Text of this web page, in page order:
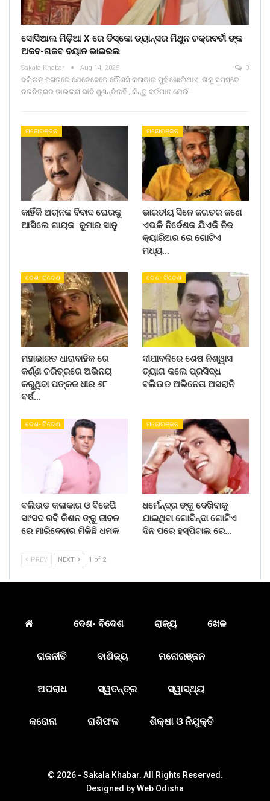
ସୋସିଆଲ ମିଡ଼ିଆ X ରେ ଡିସ୍କୋ ଡ୍ୟାନ୍ସର ମିଥୁନ ଚକ୍ରବର୍ତୀ ଙ୍କ
ଅଜବ-ଗଜବ ବୟାନ ଭାଇରଲ
Sakala Khabar Aug 14, 2025 0
ବଲିଉଡ ଜଗତରେ ଯେତେବେଳେ କୌଣସି କଳାକାର ମୁହଁ ଖୋଲିଥାଏ, ତାକୁ ସମସ୍ତେ
ଚଳଚିତ୍ରର ଡାଇଲଗ ଭାବି ଶୁଣନ୍ତିନାହିଁ , କିନ୍ତୁ ବର୍ତମାନ ଯେଉଁ…
ମନୋରଞ୍ଜନ
କାହିଁକି ଅଚାନକ ବିବାଦ ଘେରକୁ
ଆସିଲେ ଗାୟକ କୁମାର ସାନୁ
ମନୋରଞ୍ଜନ
ଭାରତୀୟ ସିନେ ଜଗତର ଜଣେ
ଏଭଳି ନିର୍ଦେଶକ ଯିଏକି ନିଜ
କ୍ୟାରିଅର ରେ ଗୋଟିଏ
ମଧ୍ୟ…
ଦେଶ- ବିଦେଶ
ମହାଭାରତ ଧାରାବାହିକ ରେ
କର୍ଣ୍ଣ ଚରିତ୍ରରେ ଅଭିନୟ
କରୁଥିବା ପଙ୍କଜ ଧୀର ୬୮
ବର୍ଷ…
ଦେଶ- ବିଦେଶ
ଦୀପାବଳିରେ ଶେଷ ନିଶ୍ୱାସ
ତ୍ୟାଗ କଲେ ପ୍ରସିଦ୍ଧ
ବଲିଉଡ ଅଭିନେତା ଅସରାନି
ଦେଶ- ବିଦେଶ
ବଲିଉଡ କଳାକାର ଓ ବିଜେପି
ସାଂସଦ ରବି କିଶନ ଙ୍କୁ ଜୀବନ
ରେ ମାରିଦେବାର ମିଳିଛି ଧମକ
ମନୋରଞ୍ଜନ
ଧର୍ମେନ୍ଦ୍ର ଙ୍କୁ ଦେଖିବାକୁ
ଯାଇଥିବା ଗୋବିନ୍ଦା ଗୋଟିଏ
ଦିନ ପରେ ହସ୍ପିଟାଲ ରେ…
PREV NEXT 1 of 2
ଦେଶ- ବିଦେଶ ରାଜ୍ୟ ଖେଳ
ରାଜନୀତି ବାଣିଜ୍ୟ ମନୋରଞ୍ଜନ
ଅପରାଧ ସ୍ୱତନ୍ତ୍ର ସ୍ୱାସ୍ଥ୍ୟ
କରୋନା ରାଶିଫଳ ଶିକ୍ଷା ଓ ନିଯୁକ୍ତି
© 2026 - Sakala Khabar. All Rights Reserved.
Designed byWeb Odisha